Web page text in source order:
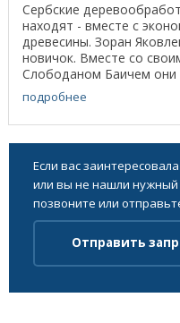
Сербские
находят - вместе с
древесины. Зоран
новичок. Вместе со
Слободаном Баичем они
подробнее
Если вас
или вы не нашли нужный
позвоните или
Отправить